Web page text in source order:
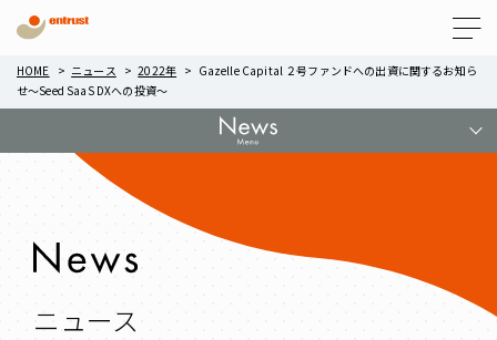
HOME ニュース 2022年
Gazelle Capital ２号ファンドへの出資に関するお知ら
せ～Seed SaaS DXへの投資～
ニュース